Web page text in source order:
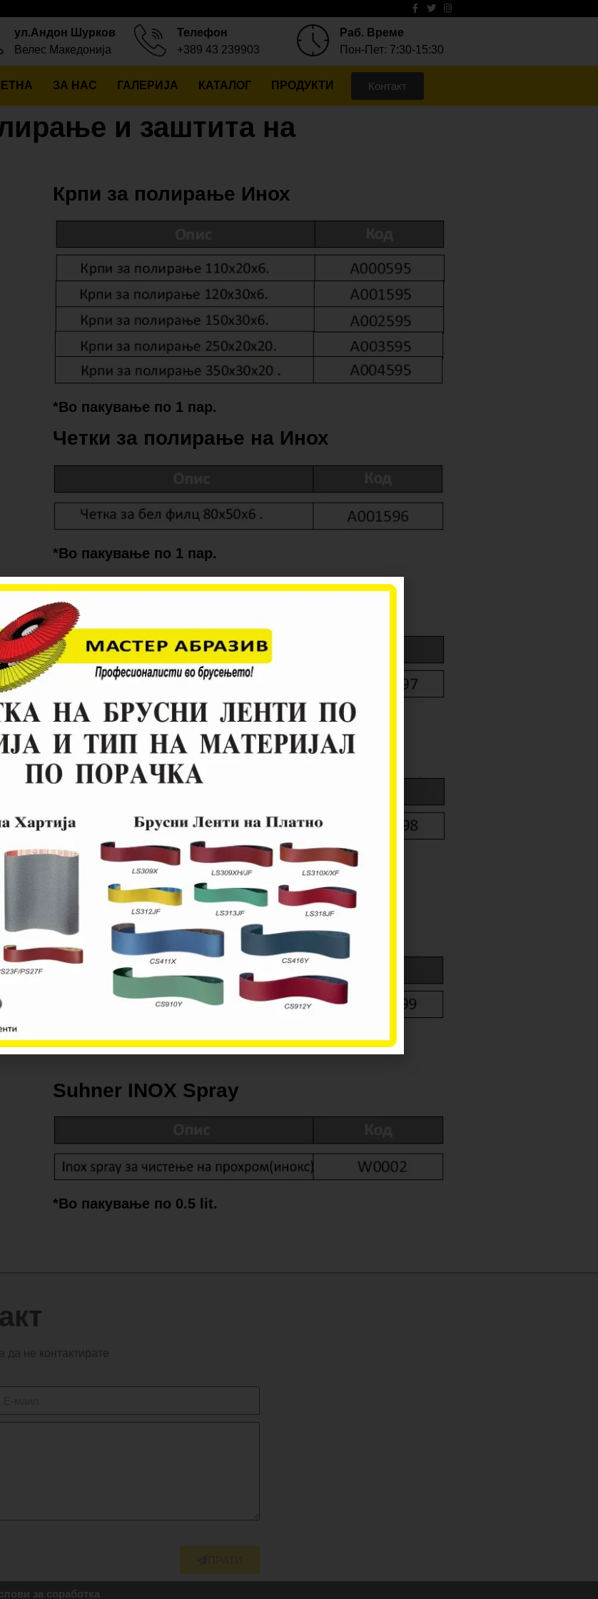
ул.Андон Шурков
Велес Македонија
Телефон
+389 43 239903
Раб. Време
Пон-Пет: 7:30-15:30
ЗА НАС ГАЛЕРИЈА КАТАЛОГ ПРОДУКТИ Контакт
и заштита на
Крпи за полирање Инох
*Во пакување по 1 пар.
Четки за полирање на Инох
*Во пакување по 1 пар.
Дискови за полирање на Инох
*Во пакување по 1 пар.
Дискови за полирање на Инох
*Во пакување по 1 пар.
Паста за полирање на Инох
*Во пакување по 1.3 kg.
Suhner INOX Spray
*Во пакување по 0.5 lit.
да не контактирате
за соработка